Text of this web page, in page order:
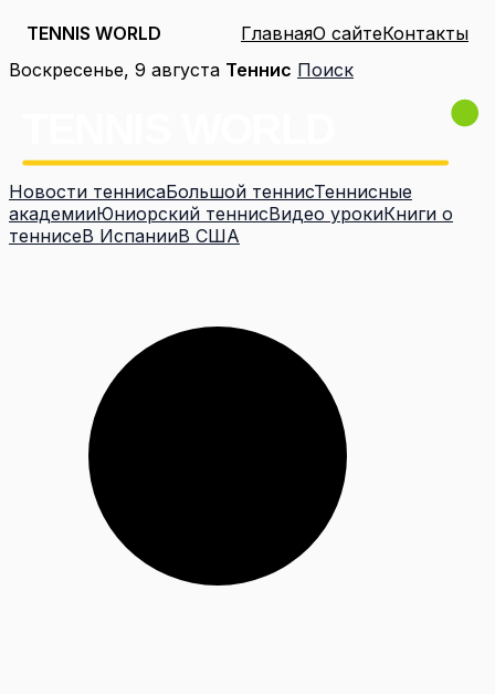
TENNIS WORLD ГлавнаяО сайтеКонтакты
Перейти
Воскресенье, 9 августа Теннис Поиск
Новости теннисаБольшой теннисТеннисные
академииЮниорский теннисВидео урокиКниги о
теннисеВ ИспанииВ США